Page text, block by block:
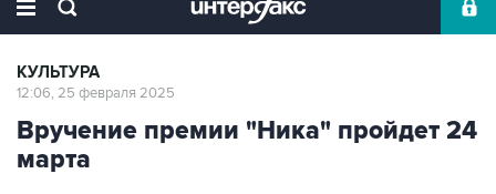
КУЛЬТУРА
12:06, 25 февраля 2025
Вручение премии "Ника" пройдет 24
марта